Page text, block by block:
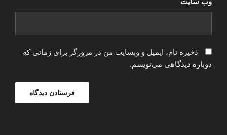
ذخیره نام، ایمیل و وبسایت من در مرورگر برای زمانی که
دوباره دیدگاهی می‌نویسم.